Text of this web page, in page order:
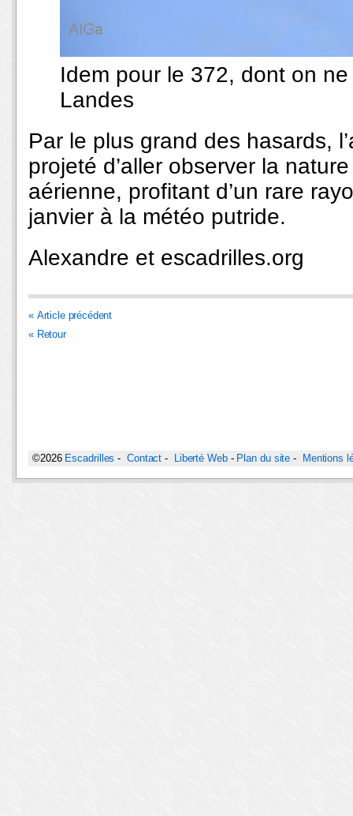
Idem pour le 372, dont on
Landes
Par le plus grand des hasards,
projeté d’aller observer la
aérienne, profitant d’un rare
janvier à la météo putride.
Alexandre et escadrilles.org
« Article précédent
« Retour
©2026 Escadrilles - Contact - Liberté Web- Plan du site - Mentions